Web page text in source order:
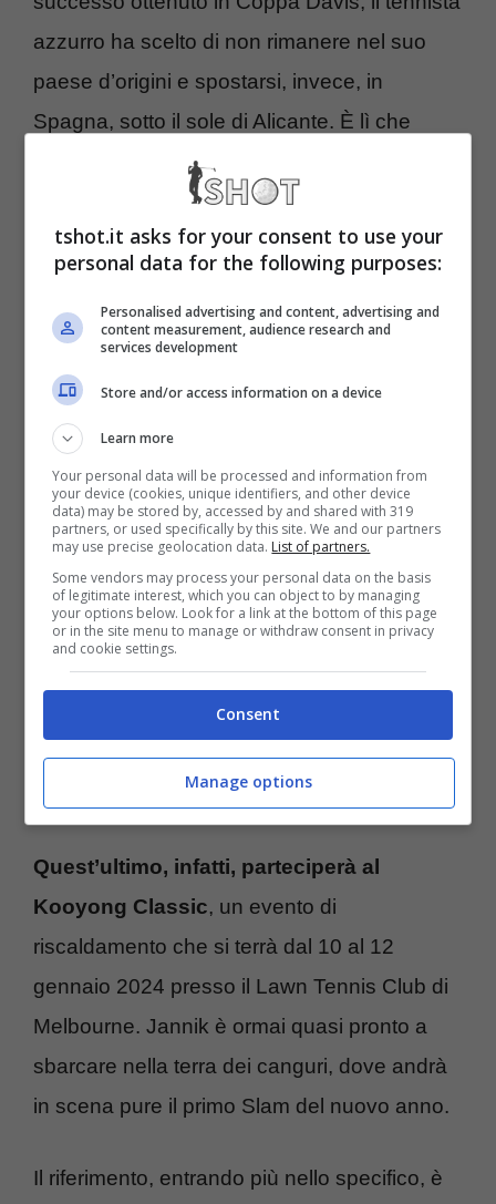
azzurro ha scelto di non rimanere nel suo
paese d’origini e spostarsi, invece, in
Spagna, sotto il sole di Alicante. È lì che
Sinner sta preparando intensamente il 2024,
un programma in cui è stato inserita pure una
sessione d’allenamento insieme a Carlos
Alcaraz
In un primo momento, in realtà, si pensava
che i diretti interessati avrebbero giocato
un’amichevole, ma poi la
Academydi Villena ha tolto ogni dubbio.
D’altronde, un match – seppur non ufficiale –
avrebbe richiesto uno sforzo fisico maggiore
aumentando il rischio di infortuni. Meglio
procedere con cautela, anche perché manca
pochissimo al rientro in campo di Sinner.
Sinner presente al Kooyong
Classic: ecco i partecipanti
Quest’ultimo, infatti, parteciperà al
Kooyong Classic, un evento di
riscaldamento che si terrà dal 10 al 12
gennaio 2024 presso il Lawn Tennis Club di
Melbourne. Jannik è ormai quasi pronto a
sbarcare nella terra dei canguri, dove andrà
in scena pure il primo Slam del nuovo anno.
Il riferimento, entrando più nello specifico, è
tshot.it asks for your consent to use your
personal data for the following purposes:
Personalised advertising and content, advertising and
content measurement, audience research and
services development
Store and/or access information on a device
Learn more
Your personal data will be processed and information from
your device (cookies, unique identifiers, and other device
data) may be stored by, accessed by and shared with 319
partners, or used specifically by this site. We and our partners
may use precise geolocation data. List of partners.
Some vendors may process your personal data on the basis
of legitimate interest, which you can object to by managing
your options below. Look for a link at the bottom of this page
or in the site menu to manage or withdraw consent in privacy
and cookie settings.
Consent
Manage options